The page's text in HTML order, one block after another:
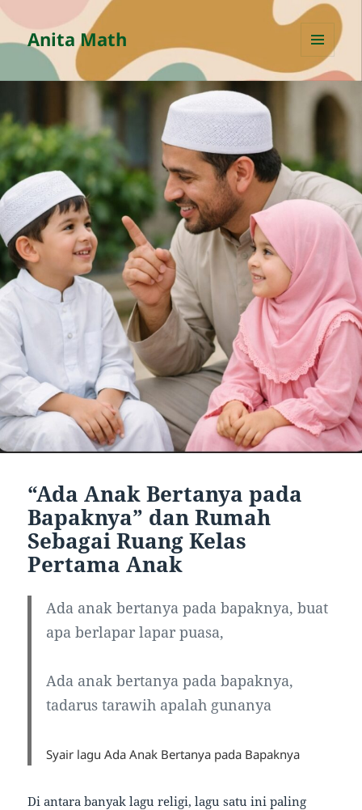
Anita Math
MENU
AND
WIDGETS
“Ada Anak Bertanya pada
Bapaknya” dan Rumah
Sebagai Ruang Kelas
Pertama Anak
Ada anak bertanya pada bapaknya, buat
apa berlapar lapar puasa,
Ada anak bertanya pada bapaknya,
tadarus tarawih apalah gunanya
Syair lagu Ada Anak Bertanya pada Bapaknya
Di antara banyak lagu religi, lagu satu ini paling